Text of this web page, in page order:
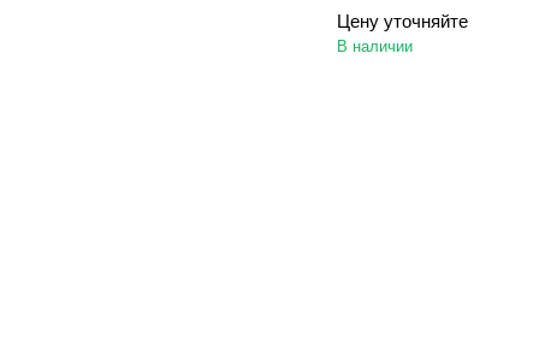
Цену уточняйте
В наличии